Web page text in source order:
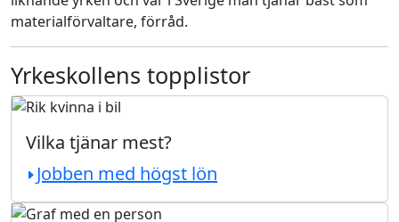
materialförvaltare, förråd.
Yrkeskollens topplistor
Vilka tjänar mest?
Jobben med högst lön